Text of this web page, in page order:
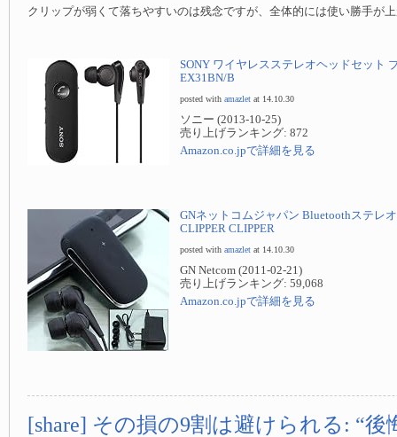
クリップが弱くて落ちやすいのは残念ですが、全体的には使い勝手が
SONY ワイヤレスステレオヘッドセット
EX31BN/B
posted with amazlet at 14.10.30
ソニー (2013-10-25)
売り上げランキング: 872
Amazon.co.jpで詳細を見る
GNネットコムジャパン Bluetoothステレ
CLIPPER CLIPPER
posted with amazlet at 14.10.30
GN Netcom (2011-02-21)
売り上げランキング: 59,068
Amazon.co.jpで詳細を見る
[share] その損の9割は避けられる: “後